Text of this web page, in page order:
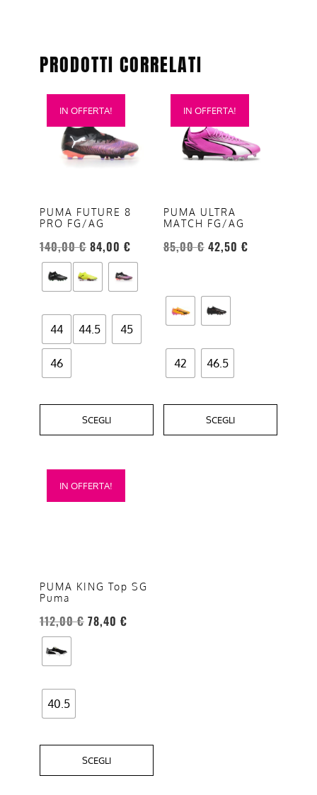
PRODOTTI CORRELATI
IN OFFERTA!
PUMA FUTURE 8
PRO FG/AG
140,00€ 84,00 €
44 44.5 45
46
SCEGLI
Questo
prodotto
opzioni
possono
essere
scelte
nella
del
prodotto
IN OFFERTA!
PUMA ULTRA
MATCH FG/AG
85,00€ 42,50 €
42 46.5
SCEGLI
Questo
prodotto
opzioni
possono
essere
pagina
del
IN OFFERTA!
PUMA KING Top SG
Puma
112,00€ 78,40 €
40.5
SCEGLI
Questo
prodotto
opzioni
possono
essere
scelte
nella
del
prodotto